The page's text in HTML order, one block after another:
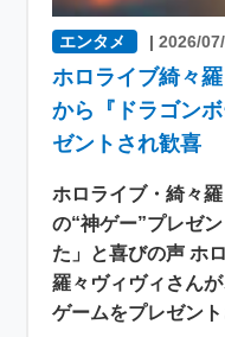
エンタメ |2026/
ホロライブ綺々
から『ドラゴン
ゼントされ歓喜
ホロライブ・綺々
の“神ゲー”プレゼ
た」と喜びの声 ホ
羅々ヴィヴィさん
ゲームをプレゼン